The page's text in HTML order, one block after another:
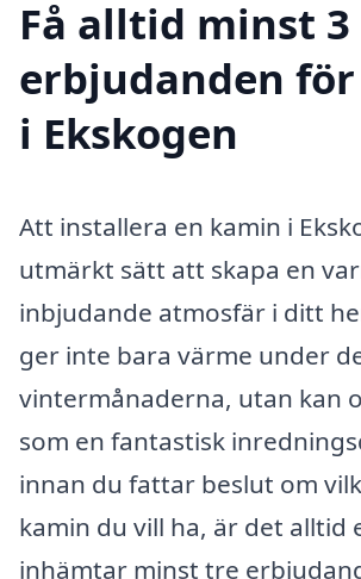
Få alltid minst 3
erbjudanden
i Ekskogen
Att installera en kamin i
utmärkt sätt att skapa en
inbjudande atmosfär i ditt
ger inte bara värme under
vintermånaderna, utan kan
som en fantastisk
innan du fattar beslut om
kamin du vill ha, är det alltid
inhämtar minst tre